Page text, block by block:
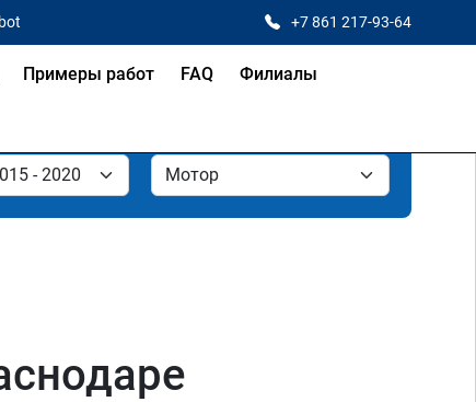
+7 861 217-93-64
Примеры работ FAQ Филиалы